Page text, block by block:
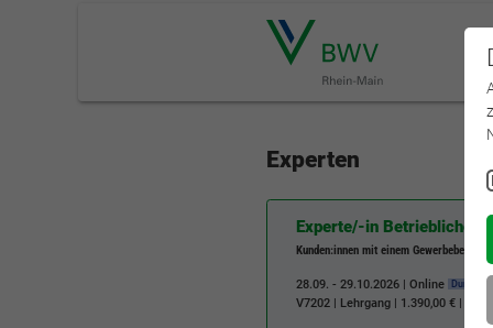
Experten
Experte/-in Betriebliche
Kunden:innen mit einem
28.09. - 29.10.2026 | Online
V7202 | Lehrgang | 1.390,00 € |